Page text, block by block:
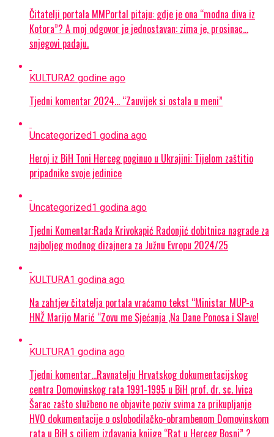
Čitatelji portala MMPortal pitaju: gdje je ona “modna diva iz
Kotora”? A moj odgovor je jednostavan: zima je, prosinac…
snjegovi padaju.
KULTURA2 godine ago
Tjedni komentar 2024… “Zauvijek si ostala u meni”
Uncategorized1 godina ago
Heroj iz BiH Toni Herceg poginuo u Ukrajini: Tijelom zaštitio
pripadnike svoje jedinice
Uncategorized1 godina ago
Tjedni Komentar:Rada Krivokapić Radonjić dobitnica nagrade za
najboljeg modnog dizajnera za Južnu Evropu 2024/25
KULTURA1 godina ago
Na zahtjev čitatelja portala vraćamo tekst “Ministar MUP-a
HNŽ Marijo Marić “Zovu me Sjećanja ,Na Dane Ponosa i Slave!
KULTURA1 godina ago
Tjedni komentar…Ravnatelju Hrvatskog dokumentacijskog
centra Domovinskog rata 1991-1995 u BiH prof. dr. sc. Ivica
Šarac zašto službeno ne objavite poziv svima za prikupljanje
HVO dokumentacije o oslobodilačko-obrambenom Domovinskom
rata u BiH s ciljem izdavanja knjige “Rat u Herceg Bosni” ?